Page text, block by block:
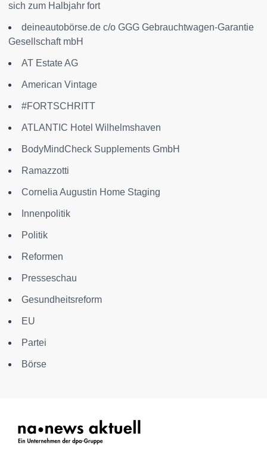
sich zum Halbjahr fort
deineautobörse.de c/o GGG Gebrauchtwagen-Garantie
Gesellschaft mbH
AT Estate AG
American Vintage
#FORTSCHRITT
ATLANTIC Hotel Wilhelmshaven
BodyMindCheck Supplements GmbH
Ramazzotti
Cornelia Augustin Home Staging
Innenpolitik
Politik
Reformen
Presseschau
Gesundheitsreform
EU
Partei
Börse